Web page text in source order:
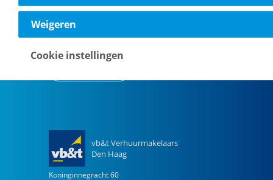
Breda
vb&t Verhuurmakelaars
Den Haag
Koninginnegracht 60
Weigeren
Cookie instellingen